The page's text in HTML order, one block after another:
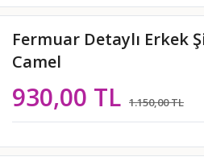
Fermuar Detaylı Erkek
Camel
930,00 TL 1.150,00 TL